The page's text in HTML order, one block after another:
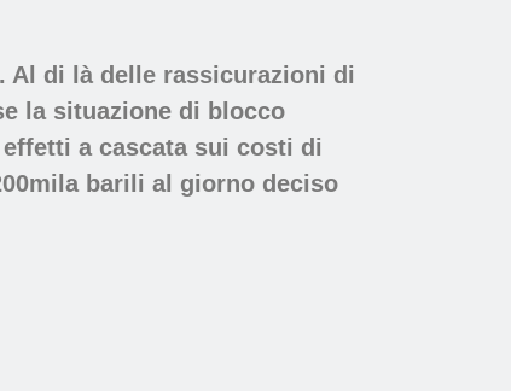
Al di là delle rassicurazioni di
la situazione di blocco
a cascata sui costi di
barili al giorno deciso